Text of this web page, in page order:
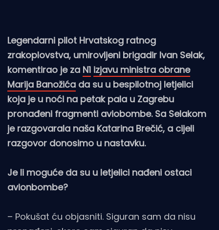
Legendarni pilot Hrvatskog ratnog
zrakoplovstva, umirovljeni brigadir Ivan Selak,
komentirao je za N1 izjavu ministra obrane
Marija Banožića da su u bespilotnoj letjelici
koja je u noći na petak pala u Zagrebu
pronađeni fragmenti aviobombe. Sa Selakom
je razgovarala naša Katarina Brečić, a cijeli
razgovor donosimo u nastavku.
Je li moguće da su u letjelici nađeni ostaci
avionbombe?
– Pokušat ću objasniti. Siguran sam da nisu